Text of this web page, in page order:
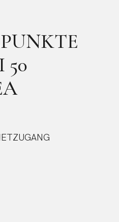
50